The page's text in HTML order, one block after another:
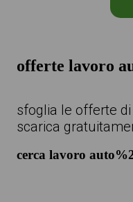
offerte lavoro
sfoglia le offerte
scarica
cerca lavoro